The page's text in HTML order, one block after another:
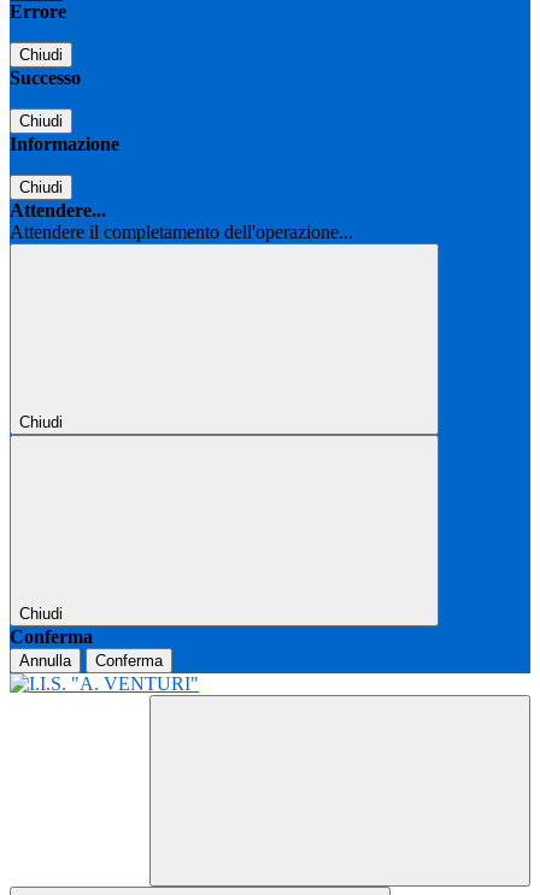
Errore
Chiudi
Successo
Chiudi
Informazione
Chiudi
Attendere...
Attendere il completamento dell'operazione...
Chiudi
Chiudi
Conferma
Annulla Conferma